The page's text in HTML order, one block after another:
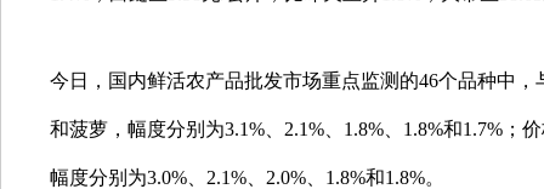
今日，国内鲜活农产品批发市场重点监测的46个品种中
和菠萝，幅度分别为3.1%、2.1%、1.8%、1.8%和1.7%
幅度分别为3.0%、2.1%、2.0%、1.8%和1.8%。